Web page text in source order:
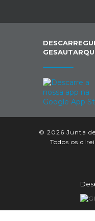
© 2026 Junta
Todos os